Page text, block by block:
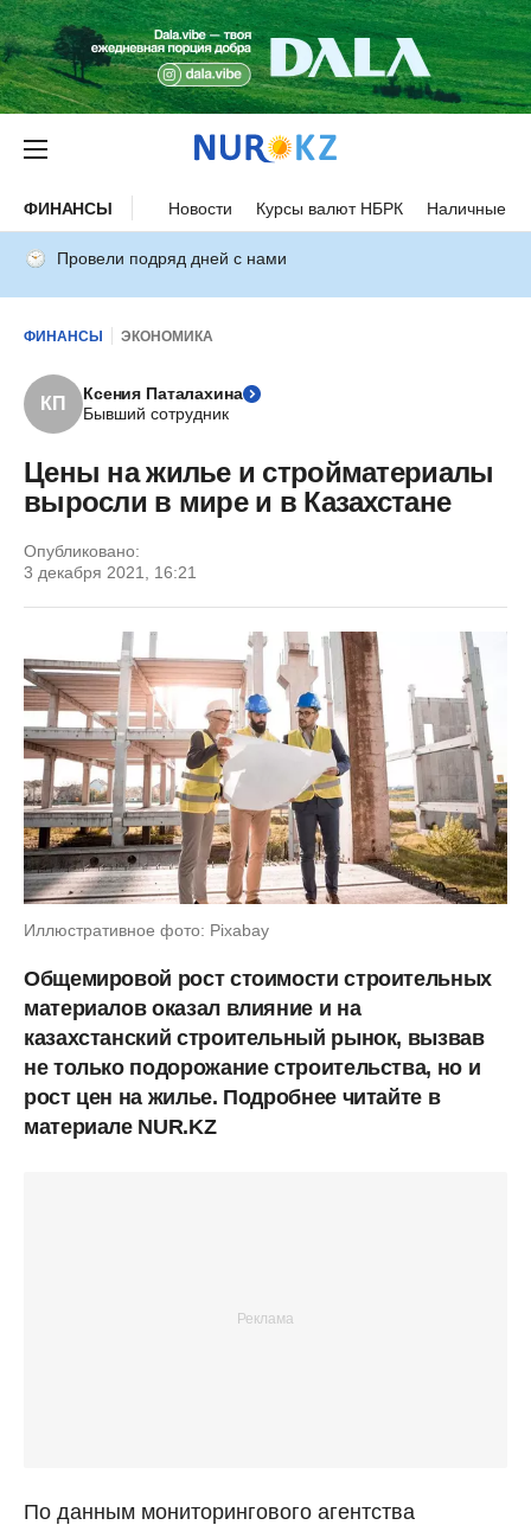
ФИНАНСЫ Новости Курсы валют НБРК Наличные
Провели подряд дней с нами
ФИНАНСЫ ЭКОНОМИКА
КП
Ксения Паталахина
Бывший сотрудник
Цены на жилье и стройматериалы
выросли в мире и в Казахстане
Опубликовано:
3 декабря 2021, 16:21
Иллюстративное фото: Pixabay
Общемировой рост стоимости строительных
материалов оказал влияние и на
казахстанский строительный рынок, вызвав
не только подорожание строительства, но и
рост цен на жилье. Подробнее читайте в
материале NUR.KZ
По данным мониторингового агентства